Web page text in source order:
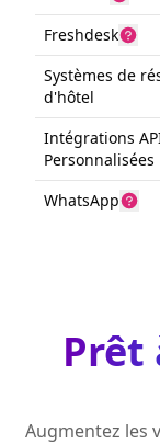
Freshdesk
Systèmes de
d'hôtel
Intégrations
Personnalisées
WhatsApp
Prêt
Augmentez les